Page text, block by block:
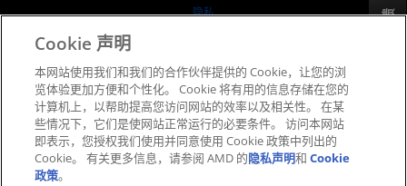
隐私
公开公平竞争
英国税收策略
Cookie 政策
Cookie 设置
反馈
Cookie 声明
本网站使用我们和我们的合作伙伴提供的 Cookie，让您的浏
览体验更加方便和个性化。 Cookie 将有用的信息存储在您的
计算机上，以帮助提高您访问网站的效率以及相关性。 在某
些情况下，它们是使网站正常运行的必要条件。 访问本网站
即表示，您授权我们使用并同意使用 Cookie 政策中列出的
Cookie。 有关更多信息，请参阅 AMD 的隐私声明和Cookie
政策。